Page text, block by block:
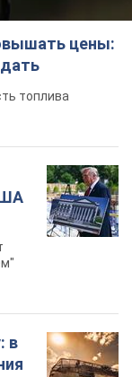
цены:
топлива
в